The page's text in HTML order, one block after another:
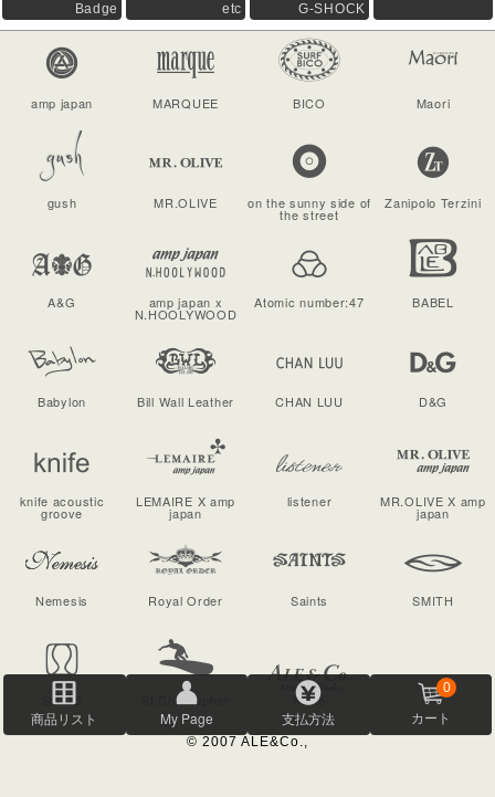
Badge etc G-SHOCK
商品リスト My Page 支払方法 カート
0
amp japan MARQUEE BICO Maori
gush MR.OLIVE on the sunny side of
the street
Zanipolo Terzini
A&G amp japan x
N.HOOLYWOOD
Atomic number:47 BABEL
Babylon Bill Wall Leather CHAN LUU D&G
knife acoustic
groove
LEMAIRE X amp
japan
listener MR.OLIVE X amp
japan
Nemesis Royal Order Saints SMITH
SOLID St.Christopher home
© 2007 ALE&Co.,